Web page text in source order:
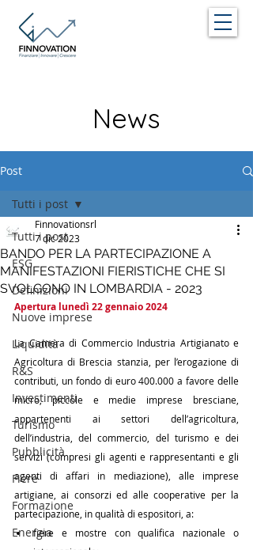
News
Post
Tutti i post
ESG
Definizioni
Nuove imprese
Liquidità
R&S
Investimenti
Turismo
Pubblicità
Fiere
Formazione
Energia
Tutti i post
BANDO PER LA PARTECIPAZIONE A
MANIFESTAZIONI FIERISTICHE CHE SI
SVOLGONO IN LOMBARDIA - 2023
Finnovationsrl
7 dic 2023
Apertura lunedì 22 gennaio 2024
La Camera di Commercio Industria Artigianato e
Agricoltura di Brescia stanzia, per l’erogazione di
contributi, un fondo di euro 400.000 a favore delle
micro, piccole e medie imprese bresciane,
appartenenti ai settori dell’agricoltura,
dell’industria, del commercio, del turismo e dei
servizi (compresi gli agenti e rappresentanti e gli
agenti di affari in mediazione), alle imprese
artigiane, ai consorzi ed alle cooperative per la
partecipazione, in qualità di espositori, a:
fiere e mostre con qualifica nazionale o